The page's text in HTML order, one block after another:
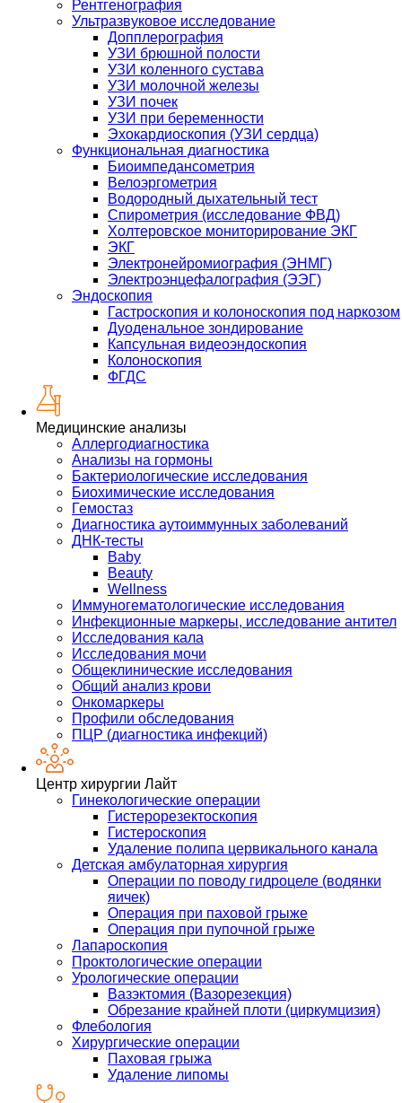
Рентгенография
Ультразвуковое исследование
Допплерография
УЗИ брюшной полости
УЗИ коленного сустава
УЗИ молочной железы
УЗИ почек
УЗИ при беременности
Эхокардиоскопия (УЗИ сердца)
Функциональная диагностика
Биоимпедансометрия
Велоэргометрия
Водородный дыхательный тест
Спирометрия (исследование ФВД)
Холтеровское мониторирование ЭКГ
ЭКГ
Электронейромиография (ЭНМГ)
Электроэнцефалография (ЭЭГ)
Эндоскопия
Гастроскопия и колоноскопия под наркозом
Дуоденальное зондирование
Капсульная видеоэндоскопия
Колоноскопия
ФГДС
Медицинские анализы
Аллергодиагностика
Анализы на гормоны
Бактериологические исследования
Биохимические исследования
Гемостаз
Диагностика аутоиммунных заболеваний
ДНК-тесты
Baby
Beauty
Wellness
Иммуногематологические исследования
Инфекционные маркеры, исследование антител
Исследования кала
Исследования мочи
Общеклинические исследования
Общий анализ крови
Онкомаркеры
Профили обследования
ПЦР (диагностика инфекций)
Центр хирургии Лайт
Гинекологические операции
Гистерорезектоскопия
Гистероскопия
Удаление полипа цервикального канала
Детская амбулаторная хирургия
Операции по поводу гидроцеле (водянки
яичек)
Операция при паховой грыже
Операция при пупочной грыже
Лапароскопия
Проктологические операции
Урологические операции
Вазэктомия (Вазорезекция)
Обрезание крайней плоти (циркумцизия)
Флебология
Хирургические операции
Паховая грыжа
Удаление липомы